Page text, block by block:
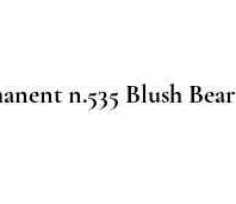
n.535 Blush Bear